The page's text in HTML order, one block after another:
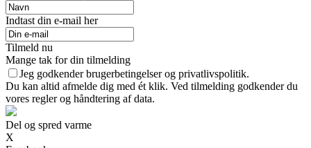
Indtast din e-mail her
Tilmeld nu
Mange tak for din tilmelding
Jeg godkender brugerbetingelser og privatlivspolitik.
Du kan altid afmelde dig med ét klik. Ved tilmelding godkender du
vores regler og håndtering af data.
Del og spred varme
X